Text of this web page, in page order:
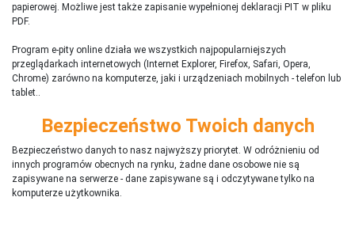
papierowej. Możliwe jest także zapisanie wypełnionej deklaracji PIT w pliku
PDF.
Program e-pity online działa we wszystkich najpopularniejszych
przeglądarkach internetowych (Internet Explorer, Firefox, Safari, Opera,
Chrome) zarówno na komputerze, jaki i urządzeniach mobilnych - telefon lub
tablet..
Bezpieczeństwo Twoich danych
Bezpieczeństwo danych to nasz najwyższy priorytet. W odróżnieniu od
innych programów obecnych na rynku, żadne dane osobowe nie są
zapisywane na serwerze - dane zapisywane są i odczytywane tylko na
komputerze użytkownika.